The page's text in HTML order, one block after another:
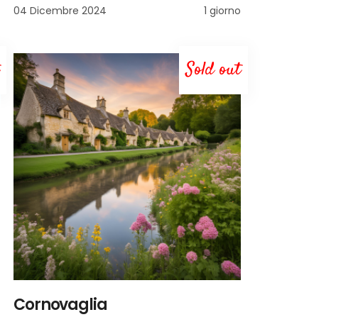
04 Dicembre 2024 1 giorno
Sold out
LEGGI TUTTO
Cornovaglia